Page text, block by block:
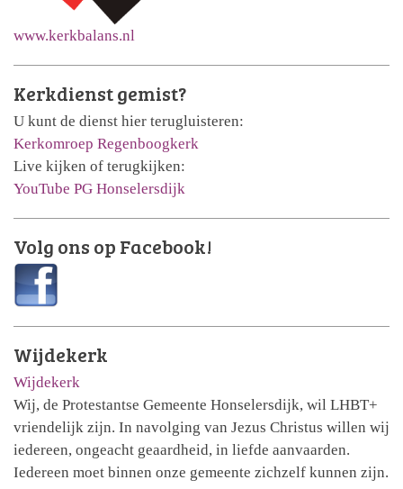
www.kerkbalans.nl
Kerkdienst gemist?
U kunt de dienst hier terugluisteren:
Kerkomroep Regenboogkerk
Live kijken of terugkijken:
YouTube PG Honselersdijk
Volg ons op Facebook!
Wijdekerk
Wijdekerk
Wij, de Protestantse Gemeente Honselersdijk, wil LHBT+
vriendelijk zijn. In navolging van Jezus Christus willen wij
iedereen, ongeacht geaardheid, in liefde aanvaarden.
Iedereen moet binnen onze gemeente zichzelf kunnen zijn.